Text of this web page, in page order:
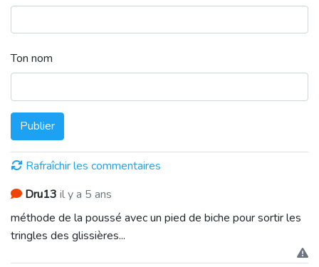
Ton nom
Publier
Rafraîchir les commentaires
Dru13 il y a 5 ans
méthode de la poussé avec un pied de biche pour sortir les
tringles des glissières...